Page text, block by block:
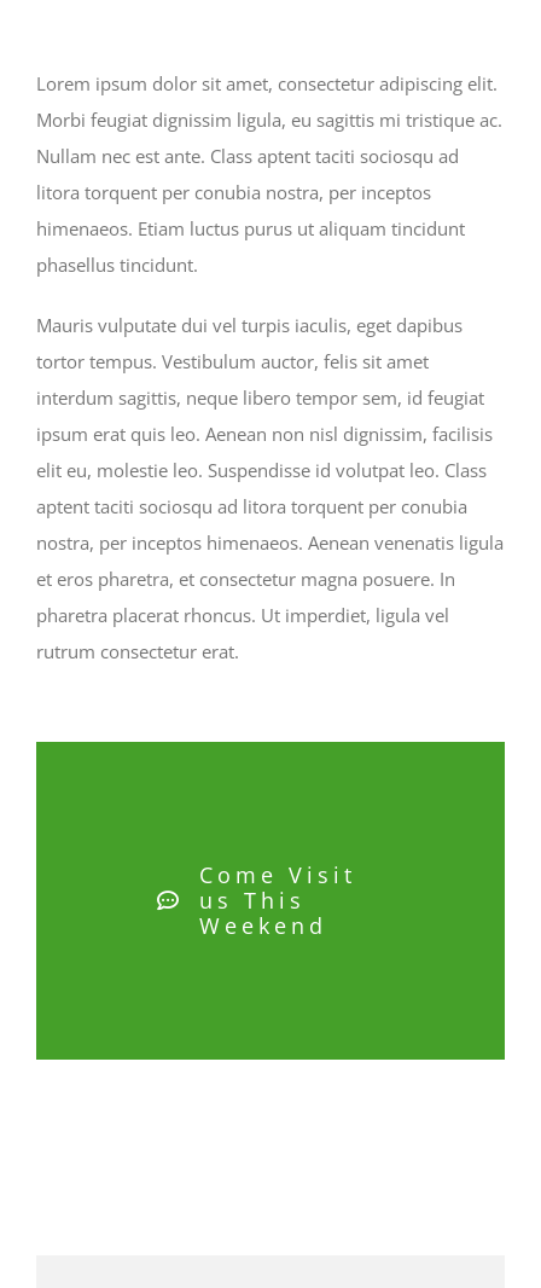
Lorem ipsum dolor sit amet, consectetur adipiscing elit.
Morbi feugiat dignissim ligula, eu sagittis mi tristique ac.
Nullam nec est ante. Class aptent taciti sociosqu ad
litora torquent per conubia nostra, per inceptos
himenaeos. Etiam luctus purus ut aliquam tincidunt
phasellus tincidunt.
Mauris vulputate dui vel turpis iaculis, eget dapibus
tortor tempus. Vestibulum auctor, felis sit amet
interdum sagittis, neque libero tempor sem, id feugiat
ipsum erat quis leo. Aenean non nisl dignissim, facilisis
elit eu, molestie leo. Suspendisse id volutpat leo. Class
aptent taciti sociosqu ad litora torquent per conubia
nostra, per inceptos himenaeos. Aenean venenatis ligula
et eros pharetra, et consectetur magna posuere. In
pharetra placerat rhoncus. Ut imperdiet, ligula vel
rutrum consectetur erat.
Come Visit
us This
Weekend